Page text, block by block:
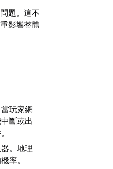
題。這不
影響整體
玩家網
斷或出
。地理
率。